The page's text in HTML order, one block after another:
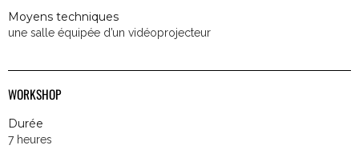
Moyens techniques
une salle équipée d’un vidéoprojecteur
WORKSHOP
Durée
7 heures